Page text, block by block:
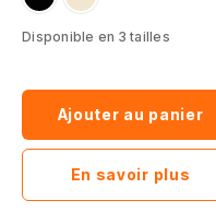
Disponible en 3 tailles
Ajouter au panier
En savoir plus